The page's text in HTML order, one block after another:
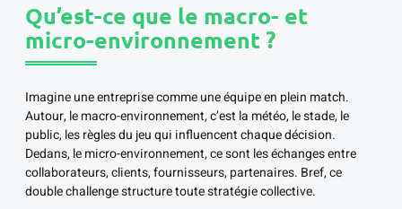
Qu’est-ce que le macro- et
micro-environnement ?
Imagine une entreprise comme une équipe en plein match.
Autour, le macro-environnement, c’est la météo, le stade, le
public, les règles du jeu qui influencent chaque décision.
Dedans, le micro-environnement, ce sont les échanges entre
collaborateurs, clients, fournisseurs, partenaires. Bref, ce
double challenge structure toute stratégie collective.